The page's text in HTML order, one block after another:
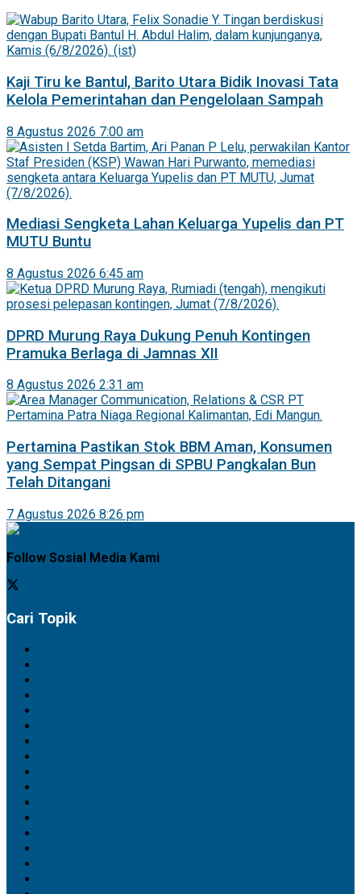
Kaji Tiru ke Bantul, Barito Utara Bidik Inovasi Tata
Kelola Pemerintahan dan Pengelolaan Sampah
8 Agustus 2026 7:00 am
Mediasi Sengketa Lahan Keluarga Yupelis dan PT
MUTU Buntu
8 Agustus 2026 6:45 am
DPRD Murung Raya Dukung Penuh Kontingen
Pramuka Berlaga di Jamnas XII
8 Agustus 2026 2:31 am
Pertamina Pastikan Stok BBM Aman, Konsumen
yang Sempat Pingsan di SPBU Pangkalan Bun
Telah Ditangani
7 Agustus 2026 8:26 pm
Follow Sosial Media Kami
Cari Topik